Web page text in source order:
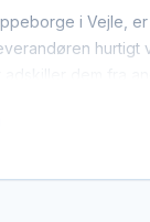
i Vejle,
centrum og